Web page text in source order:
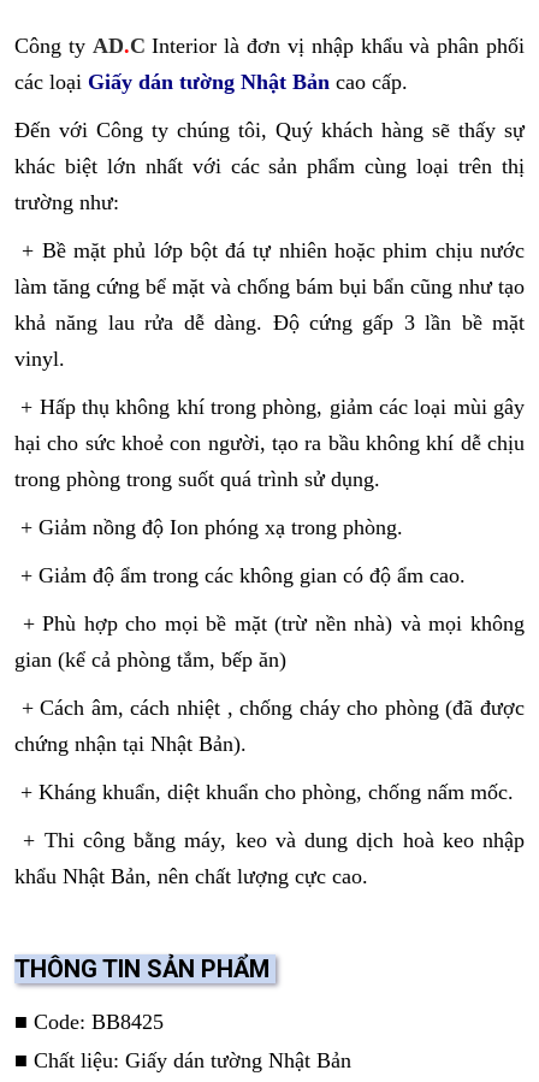
Công ty AD.C Interior là đơn vị nhập khẩu và phân phối
các loại Giấy dán tường Nhật Bản cao cấp.
Đến với Công ty chúng tôi, Quý khách hàng sẽ thấy sự
khác biệt lớn nhất với các sản phẩm cùng loại trên thị
trường như:
+ Bề mặt phủ lớp bột đá tự nhiên hoặc phim chịu nước
làm tăng cứng bể mặt và chống bám bụi bẩn cũng như tạo
khả năng lau rửa dễ dàng. Độ cứng gấp 3 lần bề mặt
vinyl.
+ Hấp thụ không khí trong phòng, giảm các loại mùi gây
hại cho sức khoẻ con người, tạo ra bầu không khí dễ chịu
trong phòng trong suốt quá trình sử dụng.
+ Giảm nồng độ Ion phóng xạ trong phòng.
+ Giảm độ ẩm trong các không gian có độ ẩm cao.
+ Phù hợp cho mọi bề mặt (trừ nền nhà) và mọi không
gian (kể cả phòng tắm, bếp ăn)
+ Cách âm, cách nhiệt , chống cháy cho phòng (đã được
chứng nhận tại Nhật Bản).
+ Kháng khuẩn, diệt khuẩn cho phòng, chống nấm mốc.
+ Thi công bằng máy, keo và dung dịch hoà keo nhập
khẩu Nhật Bản, nên chất lượng cực cao.
THÔNG TIN SẢN PHẨM
■ Code: BB8425
■ Chất liệu: Giấy dán tường Nhật Bản